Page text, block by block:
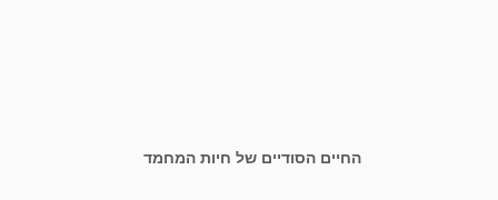
החיים הסודיים של חיות המחמד